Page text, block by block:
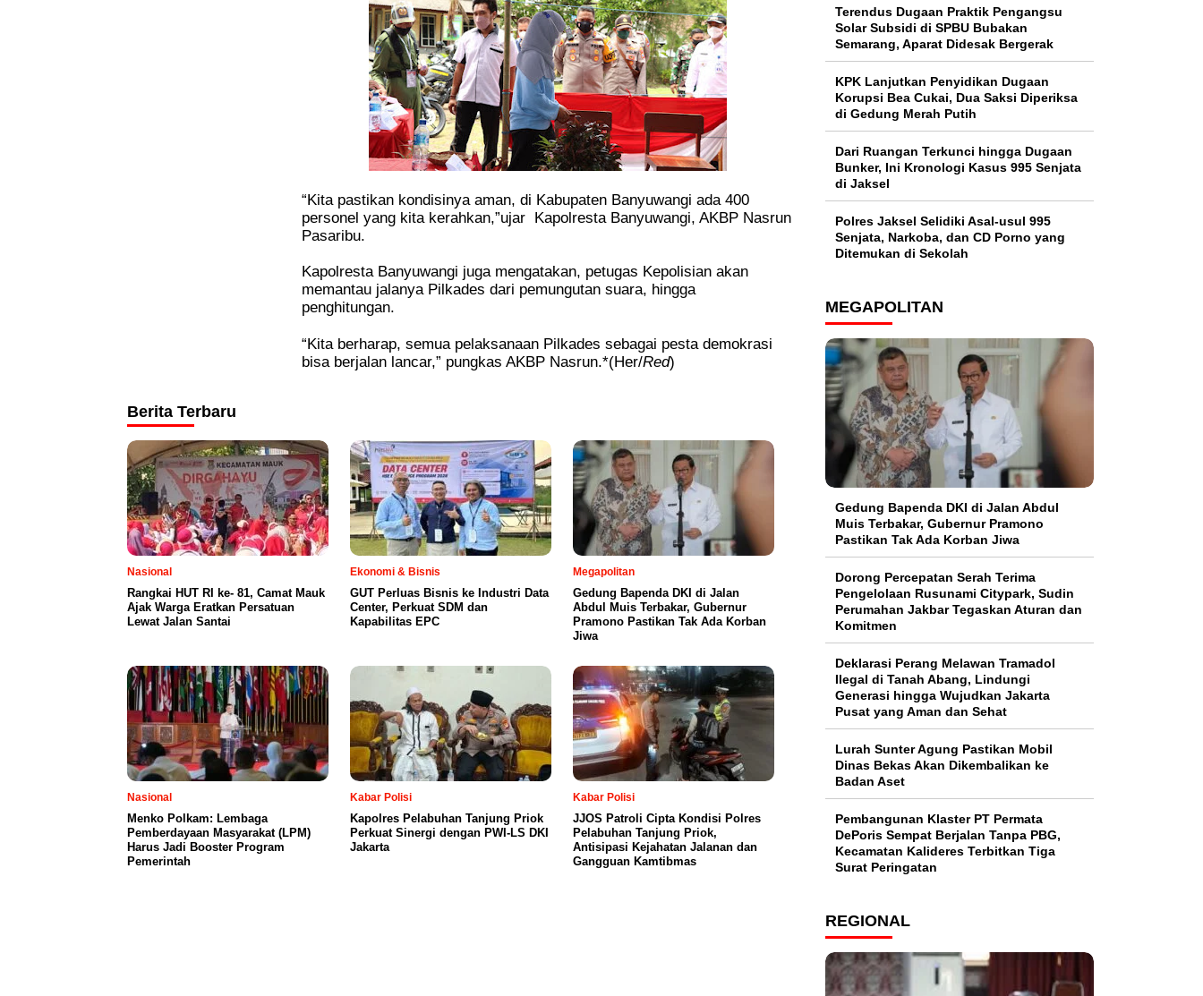
“Kita pastikan kondisinya aman, di Kabupaten Banyuwangi ada 400
personel yang kita kerahkan,”ujar Kapolresta Banyuwangi, AKBP Nasrun
Pasaribu.
Kapolresta Banyuwangi juga mengatakan, petugas Kepolisian akan
memantau jalanya Pilkades dari pemungutan suara, hingga
penghitungan.
“Kita berharap, semua pelaksanaan Pilkades sebagai pesta demokrasi
bisa berjalan lancar,” pungkas AKBP Nasrun.*(Her/Red)
Berita Terbaru
Nasional
Rangkai HUT RI ke- 81, Camat Mauk
Ajak Warga Eratkan Persatuan
Lewat Jalan Santai
Ekonomi & Bisnis
GUT Perluas Bisnis ke Industri Data
Center, Perkuat SDM dan
Kapabilitas EPC
Megapolitan
Gedung Bapenda DKI di Jalan
Abdul Muis Terbakar, Gubernur
Pramono Pastikan Tak Ada Korban
Jiwa
Nasional
Menko Polkam: Lembaga
Pemberdayaan Masyarakat (LPM)
Harus Jadi Booster Program
Pemerintah
Kabar Polisi
Kapolres Pelabuhan Tanjung Priok
Perkuat Sinergi dengan PWI-LS DKI
Jakarta
Kabar Polisi
JJOS Patroli Cipta Kondisi Polres
Pelabuhan Tanjung Priok,
Antisipasi Kejahatan Jalanan dan
Gangguan Kamtibmas
Terendus Dugaan Praktik Pengangsu
Solar Subsidi di SPBU Bubakan
Semarang, Aparat Didesak Bergerak
KPK Lanjutkan Penyidikan Dugaan
Korupsi Bea Cukai, Dua Saksi Diperiksa
di Gedung Merah Putih
Dari Ruangan Terkunci hingga Dugaan
Bunker, Ini Kronologi Kasus 995 Senjata
di Jaksel
Polres Jaksel Selidiki Asal-usul 995
Senjata, Narkoba, dan CD Porno yang
Ditemukan di Sekolah
MEGAPOLITAN
Gedung Bapenda DKI di Jalan Abdul
Muis Terbakar, Gubernur Pramono
Pastikan Tak Ada Korban Jiwa
Dorong Percepatan Serah Terima
Pengelolaan Rusunami Citypark, Sudin
Perumahan Jakbar Tegaskan Aturan dan
Komitmen
Deklarasi Perang Melawan Tramadol
Ilegal di Tanah Abang, Lindungi
Generasi hingga Wujudkan Jakarta
Pusat yang Aman dan Sehat
Lurah Sunter Agung Pastikan Mobil
Dinas Bekas Akan Dikembalikan ke
Badan Aset
Pembangunan Klaster PT Permata
DePoris Sempat Berjalan Tanpa PBG,
Kecamatan Kalideres Terbitkan Tiga
Surat Peringatan
REGIONAL